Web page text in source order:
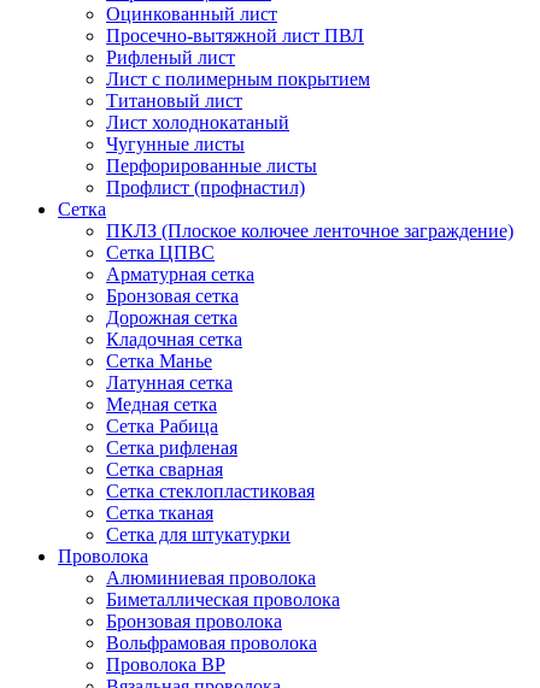
Оцинкованный лист
Просечно-вытяжной лист ПВЛ
Рифленый лист
Лист с полимерным покрытием
Титановый лист
Лист холоднокатаный
Чугунные листы
Перфорированные листы
Профлист (профнастил)
Сетка
ПКЛЗ (Плоское колючее ленточное заграждение)
Сетка ЦПВС
Арматурная сетка
Бронзовая сетка
Дорожная сетка
Кладочная сетка
Сетка Манье
Латунная сетка
Медная сетка
Сетка Рабица
Сетка рифленая
Сетка сварная
Сетка стеклопластиковая
Сетка тканая
Сетка для штукатурки
Проволока
Алюминиевая проволока
Биметаллическая проволока
Бронзовая проволока
Вольфрамовая проволока
Проволока ВР